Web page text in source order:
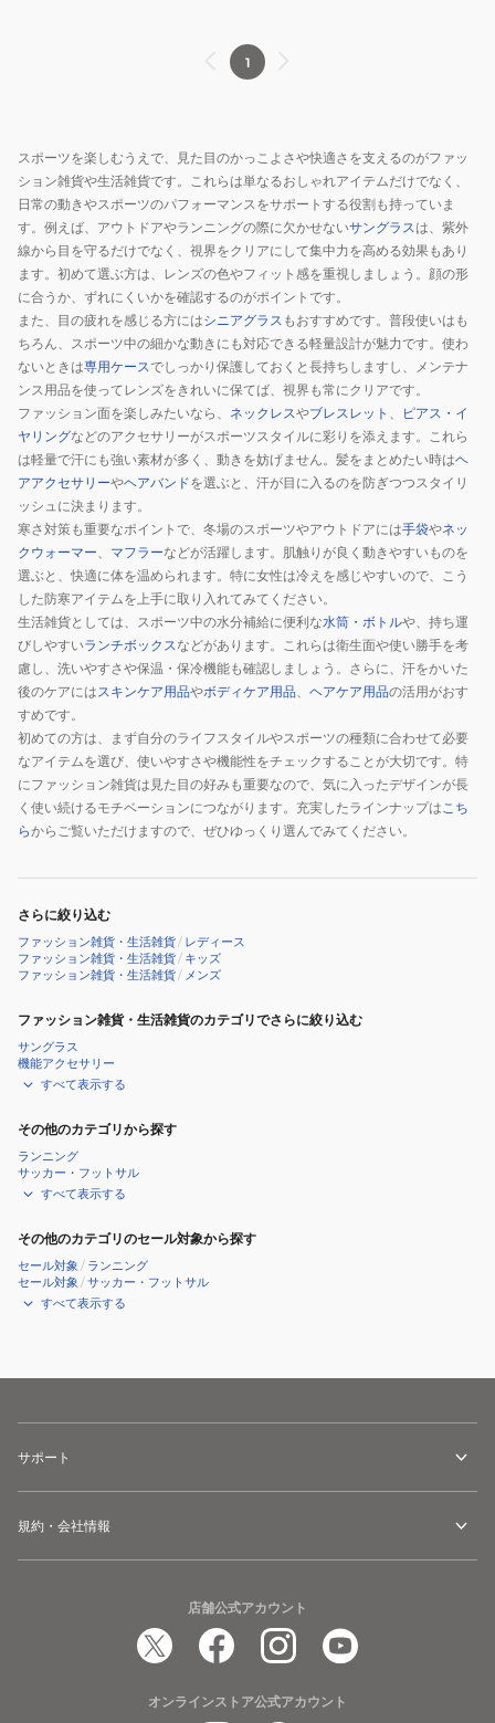
1
スポーツを楽しむうえで、見た目のかっこよさや快適さを支えるのがファッ
ション雑貨や生活雑貨です。これらは単なるおしゃれアイテムだけでなく、
日常の動きやスポーツのパフォーマンスをサポートする役割も持っていま
す。例えば、アウトドアやランニングの際に欠かせないサングラスは、紫外
線から目を守るだけでなく、視界をクリアにして集中力を高める効果もあり
ます。初めて選ぶ方は、レンズの色やフィット感を重視しましょう。顔の形
に合うか、ずれにくいかを確認するのがポイントです。
また、目の疲れを感じる方にはシニアグラス もおすすめです。普段使いはも
ちろん、スポーツ中の細かな動きにも対応できる軽量設計が魅力です。使わ
ないときは専用ケースでしっかり保護しておくと長持ちしますし、メンテナ
ンス用品を使ってレンズをきれいに保てば、視界も常にクリアです。
ファッション面を楽しみたいなら、 ネックレスやブレスレット 、
ピアス・イ
ヤリングなどのアクセサリーがスポーツスタイルに彩りを添えます。これら
は軽量で汗にも強い素材が多く、動きを妨げません。髪をまとめたい時はヘ
アアクセサリーやヘアバンドを選ぶと、汗が目に入るのを防ぎつつスタイリ
ッシュに決まります。
寒さ対策も重要なポイントで、冬場のスポーツやアウトドアには手袋やネッ
クウォーマー、 マフラーなどが活躍します。肌触りが良く動きやすいものを
選ぶと、快適に体を温められます。特に女性は冷えを感じやすいので、こう
した防寒アイテムを上手に取り入れてみてください。
生活雑貨としては、スポーツ中の水分補給に便利な水筒・ボトルや、持ち運
びしやすいランチボックスなどがあります。これらは衛生面や使い勝手を考
慮し、洗いやすさや保温・保冷機能も確認しましょう。さらに、汗をかいた
後のケアにはスキンケア用品やボディケア用品、 ヘアケア用品の活用がおす
すめです。
初めての方は、まず自分のライフスタイルやスポーツの種類に合わせて必要
なアイテムを選び、使いやすさや機能性をチェックすることが大切です。特
にファッション雑貨は見た目の好みも重要なので、気に入ったデザインが長
く使い続けるモチベーションにつながります。充実したラインナップはこち
らからご覧いただけますので、ぜひゆっくり選んでみてください。
さらに絞り込む
ファッション雑貨・生活雑貨/ レディース
ファッション雑貨・生活雑貨/ キッズ
ファッション雑貨・生活雑貨/ メンズ
ファッション雑貨・生活雑貨のカテゴリでさらに絞り込む
サングラス
機能アクセサリー
すべて表示する
その他のカテゴリから探す
ランニング
サッカー・フットサル
すべて表示する
その他のカテゴリのセール対象から探す
セール対象 / ランニング
セール対象 /サッカー・フットサル
すべて表示する
サポート
規約・会社情報
店舗公式アカウント
オンラインストア公式アカウント